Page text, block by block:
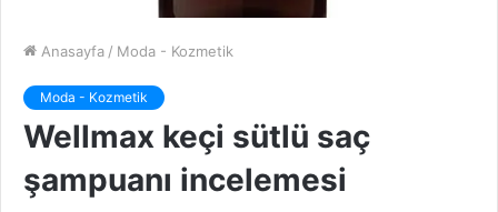
Anasayfa / Moda - Kozmetik
Moda - Kozmetik
Wellmax keçi sütlü saç
şampuanı incelemesi